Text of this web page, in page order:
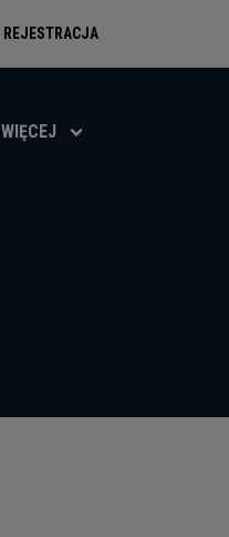
REJESTRACJA
WIĘCEJ